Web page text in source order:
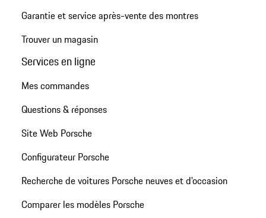
Garantie et service après-vente des montres
Trouver un magasin
Services en ligne
Mes commandes
Questions & réponses
Site Web Porsche
Configurateur Porsche
Recherche de voitures Porsche neuves et d'occasion
Comparer les modèles Porsche